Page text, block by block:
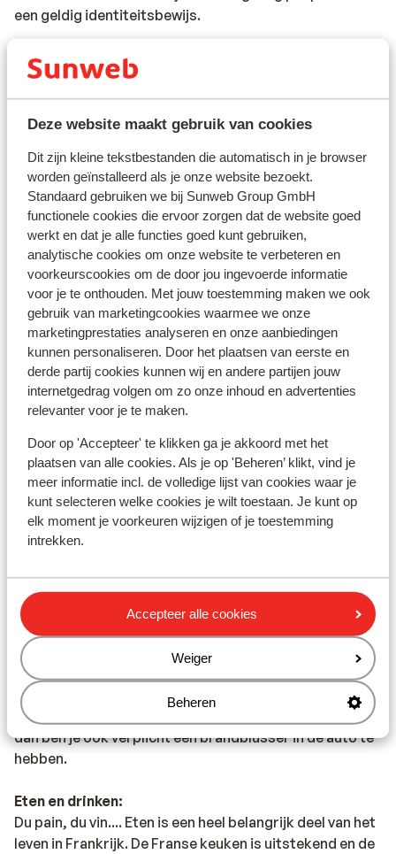
Deze website maakt gebruik van cookies
Dit zijn kleine tekstbestanden die automatisch in je browser
worden geïnstalleerd als je onze website bezoekt.
Standaard gebruiken we bij Sunweb Group GmbH
functionele cookies die ervoor zorgen dat de website goed
werkt en dat je alle functies goed kunt gebruiken,
analytische cookies om onze website te verbeteren en
voorkeurscookies om de door jou ingevoerde informatie
voor je te onthouden. Met jouw toestemming maken we ook
gebruik van marketingcookies waarmee we onze
marketingprestaties analyseren en onze aanbiedingen
kunnen personaliseren. Door het plaatsen van eerste en
derde partij cookies kunnen wij en andere partijen jouw
internetgedrag volgen om zo onze inhoud en advertenties
relevanter voor je te maken.
Door op 'Accepteer' te klikken ga je akkoord met het
plaatsen van alle cookies. Als je op 'Beheren’ klikt, vind je
meer informatie incl. de volledige lijst van cookies waar je
kunt selecteren welke cookies je wilt toestaan. Je kunt op
elk moment je voorkeuren wijzigen of je toestemming
intrekken.
Accepteer alle cookies
Weiger
Beheren
een geldig identiteitsbewijs.
Alarmnummer
Het alarmnummer in Frankrijk voor de politie,
ambulance en brandweer is 112.
*De maximum snelheid op de snelwegen is 130 km/uur.
De maximum snelheid voor bestuurders die minder dan
2 jaar in het bezit zijn van een rijbewijs is 110 km/uur.
*Op de meeste Franse snelwegen geldt een tolheffing
* In sommige steden is het verplicht om een
milieusticker te hebben. Rijd je over de ringweg van
Parijs, de Boulevard Périphérique, dan heb je in veel
gevallen ook een milieusticker nodig. Het vignet is niet
langs de weg te krijgen, maar alleen online te bestellen.
de bevestiging uit te printen en mee te nemen als het
vignet niet tijdig per post wordt bezorgd. Het
bestelformulier is via deze website te vinden:
https://www.certificat-air.gouv.fr/en/demande-
ext/cgu
* In Frankrijk is het verplicht te volgende zaken in de
auto te hebben:
Gevarendriehoek en veiligheidsvest met reflecterende
strepen. De bestuurder dient deze te dragen bij het
verlaten van de auto langs de weg buiten de bebouwde
kom bij pech of ongeval. (Veiligheidsvesten zijn o.a. te
koop bij de ANWB) en wanneer je naar Frankrijk reist,
dan ben je ook verplicht een brandblusser in de auto te
hebben.
Eten en drinken:
Du pain, du vin.... Eten is een heel belangrijk deel van het
leven in Frankrijk. De Franse keuken is uitstekend en de